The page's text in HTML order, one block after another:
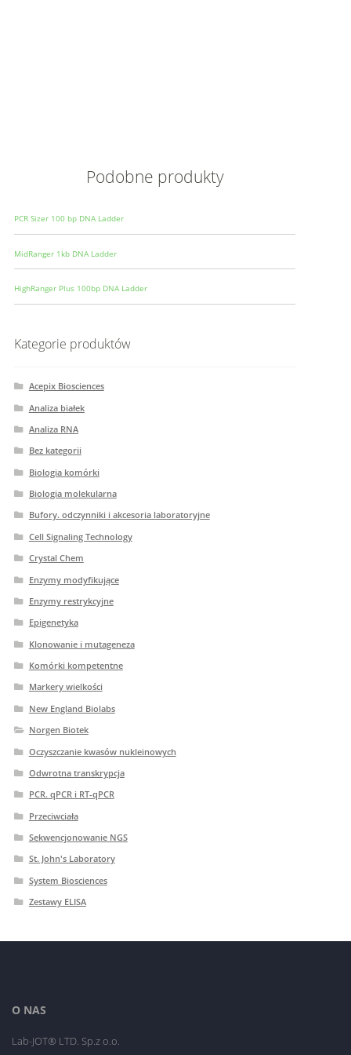
Podobne produkty
PCR Sizer 100 bp DNA Ladder
MidRanger 1kb DNA Ladder
HighRanger Plus 100bp DNA Ladder
Kategorie produktów
Acepix Biosciences
Analiza białek
Analiza RNA
Bez kategorii
Biologia komórki
Biologia molekularna
Bufory. odczynniki i akcesoria laboratoryjne
Cell Signaling Technology
Crystal Chem
Enzymy modyfikujące
Enzymy restrykcyjne
Epigenetyka
Klonowanie i mutageneza
Komórki kompetentne
Markery wielkości
New England Biolabs
Norgen Biotek
Oczyszczanie kwasów nukleinowych
Odwrotna transkrypcja
PCR. qPCR i RT-qPCR
Przeciwciała
Sekwencjonowanie NGS
St. John's Laboratory
System Biosciences
Zestawy ELISA
O NAS
Lab-JOT® LTD. Sp.z o.o.